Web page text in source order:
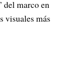
del marco en
visuales más